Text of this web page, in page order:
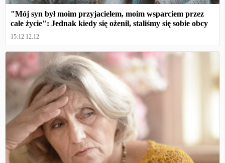
"Mój syn był moim przyjacielem, moim wsparciem przez
całe życie": Jednak kiedy się ożenił, staliśmy się sobie obcy
15:12 12.12